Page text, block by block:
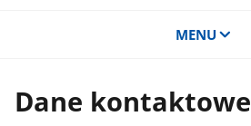
MENU
Dane kontaktowe